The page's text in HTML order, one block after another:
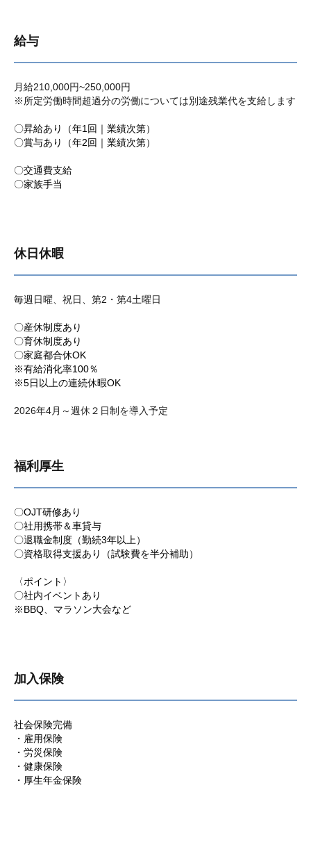
給与
月給210,000円~250,000円
※所定労働時間超過分の労働については別途残業代を支給します
〇昇給あり（年1回｜業績次第）
〇賞与あり（年2回｜業績次第）
〇交通費支給
〇家族手当
休日休暇
毎週日曜、祝日、第2・第4土曜日
〇産休制度あり
〇育休制度あり
〇家庭都合休OK
※有給消化率100％
※5日以上の連続休暇OK
2026年4月～週休２日制を導入予定
福利厚生
〇OJT研修あり
〇社用携帯＆車貸与
〇退職金制度（勤続3年以上）
〇資格取得支援あり（試験費を半分補助）
〈ポイント〉
〇社内イベントあり
※BBQ、マラソン大会など
加入保険
社会保険完備
・雇用保険
・労災保険
・健康保険
・厚生年金保険